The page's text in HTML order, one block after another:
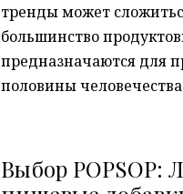
тренды может
большинство
предназначаются для
половины
Выбор POPSOP: